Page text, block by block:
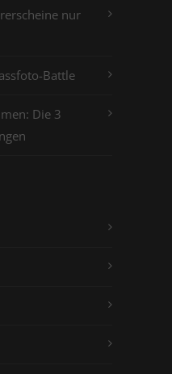
nur
Battle
Die 3